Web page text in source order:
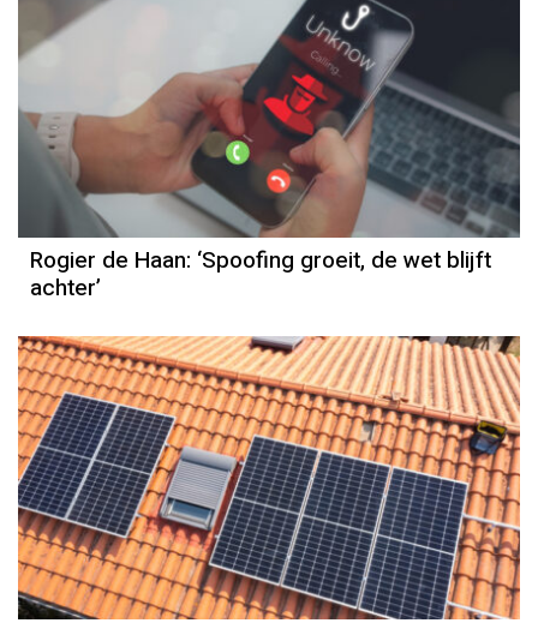
Column
Rogier de Haan
Rogier de Haan: ‘Spoofing groeit, de wet blijft
achter’
Column
Jeanine Janssen